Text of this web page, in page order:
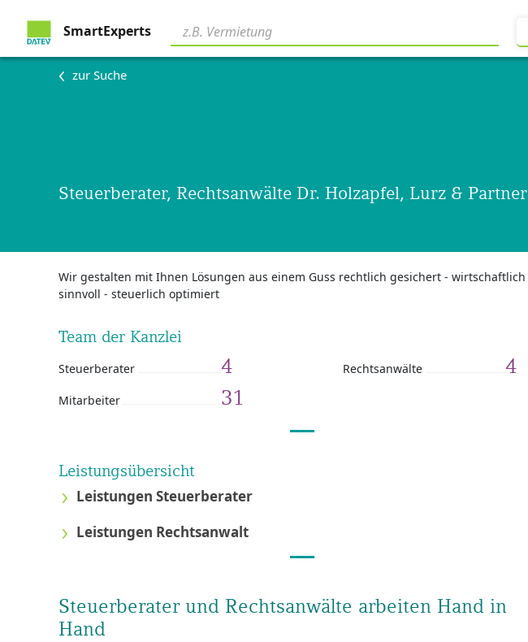
SmartExperts
zur Suche
Steuerberater, Rechtsanwälte Dr. Holzapfel, Lurz & Partner
Wir gestalten mit Ihnen Lösungen aus einem Guss rechtlich gesichert - wirtschaftlich
sinnvoll - steuerlich optimiert
Team der Kanzlei
Steuerberater 4 Rechtsanwälte 4
Mitarbeiter 31
Leistungsübersicht
Leistungen Steuerberater
Leistungen Rechtsanwalt
Steuerberater und Rechtsanwälte arbeiten Hand in
Hand